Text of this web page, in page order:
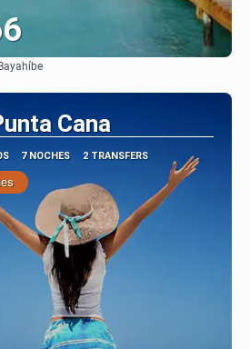
Ver
Cana
7 NOCHES
2 TRANSFERS